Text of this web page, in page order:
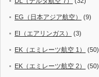
EG（日本アジア航空） (9)
EI（エアリンガス） (3)
EK（エミレーツ航空 1） (50)
EK（エミレーツ航空 2） (50)